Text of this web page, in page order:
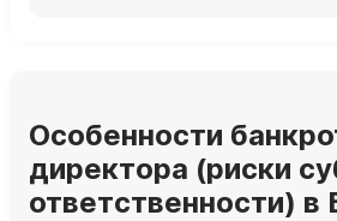
Особенности
директора (риски
ответственности) в